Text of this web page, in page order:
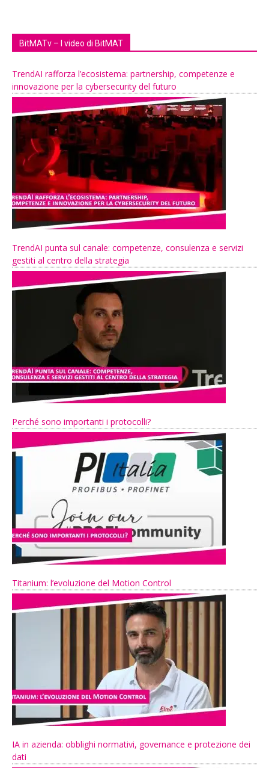
BitMATv – I video di BitMAT
TrendAI rafforza l’ecosistema: partnership, competenze e
innovazione per la cybersecurity del futuro
TrendAI punta sul canale: competenze, consulenza e servizi
gestiti al centro della strategia
Perché sono importanti i protocolli?
Titanium: l’evoluzione del Motion Control
IA in azienda: obblighi normativi, governance e protezione dei
dati